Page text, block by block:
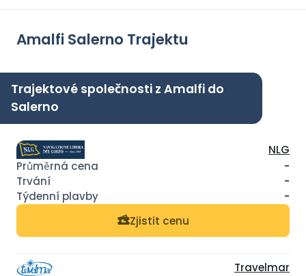
Amalfi Salerno Trajektu
Trajektové společnosti z Amalfi do
Salerno
NLG
-
-
-
Zjistit cenu
Travelmar